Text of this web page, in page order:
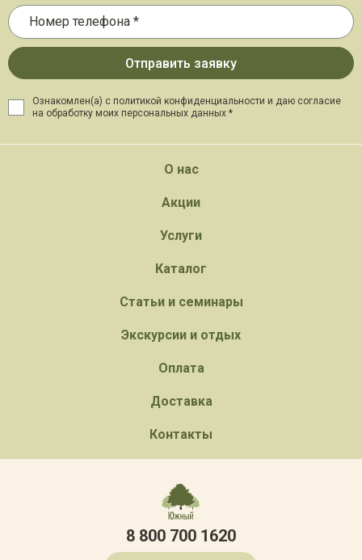
Ознакомлен(а) с политикой конфиденциальности и даю согласие
на обработку моих персональных данных *
О нас
Акции
Услуги
Каталог
Статьи и семинары
Экскурсии и отдых
Оплата
Доставка
Контакты
8 800 700 1620